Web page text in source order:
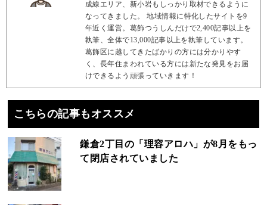
成線エリア、新小岩もしっかり取材できるように
なってきました。 地域情報に特化したサイトを9
年近く運営。葛飾つうしんだけで2,400記事以上を
執筆、全体で13,000記事以上を執筆しています。
葛飾区に越してきたばかりの方には分かりやす
く、長年住まわれている方には新たな発見をお届
けできるよう頑張っていきます！
こちらの記事もオススメ
鎌倉2丁目の「理容アロハ」が8月をもっ
て閉店されていました